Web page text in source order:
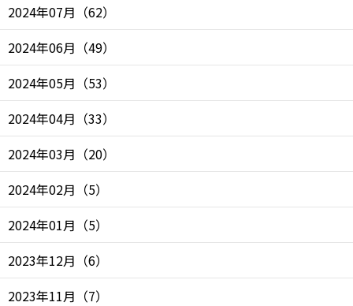
2024年07月 （62）
2024年06月 （49）
2024年05月 （53）
2024年04月 （33）
2024年03月 （20）
2024年02月 （5）
2024年01月 （5）
2023年12月 （6）
2023年11月 （7）